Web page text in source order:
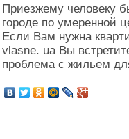
Приезжему человеку
городе по умеренной
Если Вам нужна
vlasne. ua Вы
проблема с жильем